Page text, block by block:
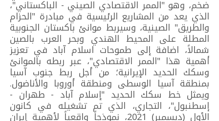
ضخم، وهو "الممر الاقتصادي الصيني - الباكستاني"،
الذي يعد من المشاريع الرئيسية في مبادرة "الحزام
والطريق" الصينية، وسيربط موانئ باكستان الجنوبية
المطلة على المحيط الهندي وبحر العرب بالصين
شمالاً، اضافة إلى طموحات اسلام آباد في تعزيز
أهمية هذا "الممر الاقتصادي"، عبر ربطه بالموانئ
وسكك الحديد الإيرانية؛ من أجل ربط جنوب آسيا
بمنطقة آسيا الوسطى ومنطقة أوروبا والأناضول.
ويمثل خط سكك الحديد "إسلام آباد - طهران -
إسطنبول"، التجاري، الذي تم تشغيله في كانون
الأول (ديسمبر) 2021، نموذجاً واقعياً لأهمية إيران